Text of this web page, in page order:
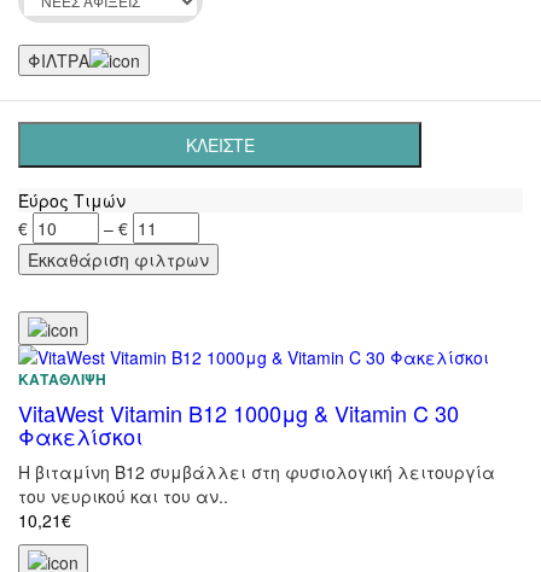
ΦΙΛΤΡΑ
ΚΛΕΙΣΤΕ
Έύρος Τιμών
€
– €
ΚΑΤΆΘΛΙΨΗ
VitaWest Vitamin B12 1000μg & Vitamin C 30
Φακελίσκοι
Η βιταμίνη Β12 συμβάλλει στη φυσιολογική λειτουργία
του νευρικού και του αν..
10,21€